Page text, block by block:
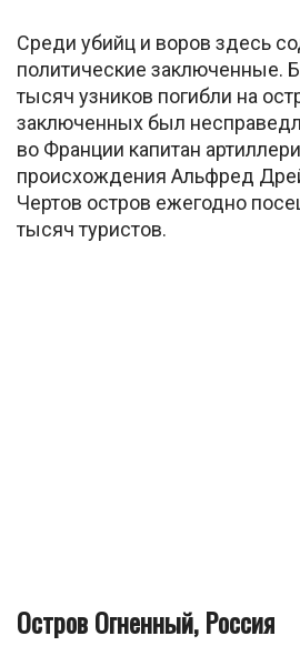
Среди убийц и воров здесь
политические заключенные.
тысяч узников погибли на
заключенных был
во Франции капитан
происхождения Альфред
Чертов остров ежегодно
тысяч туристов.
Остров Огненный, Россия